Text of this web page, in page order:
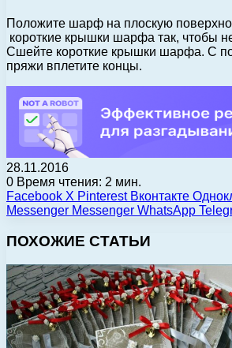
Положите шарф на плоскую
короткие крышки шарфа так, чтобы
Сшейте короткие крышки шарфа. С
пряжи вплетите концы.
28.11.2016
0 Время чтения: 2 мин.
Facebook X Pinterest Вконтакте
Messenger Messenger WhatsApp
ПОХОЖИЕ СТАТЬИ